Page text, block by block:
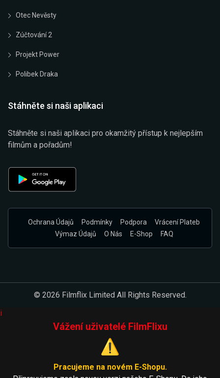
Otec Nevěsty
Zúčtování 2
Projekt Power
Polibek Draka
Stáhněte si naši aplikaci
Stáhněte si naši aplikaci pro okamžitý přístup k nejlepším
filmům a pořadům!
Ochrana Údajů Podmínky Podpora
Vrácení Plateb
Výmaz Údajů
O Nás E-Shop FAQ
© 2026 Filmflix Limited All Rights Reserved.
i
Vážení uživatelé FilmFlixu
⚠️
Pracujeme na novém E-Shopu.